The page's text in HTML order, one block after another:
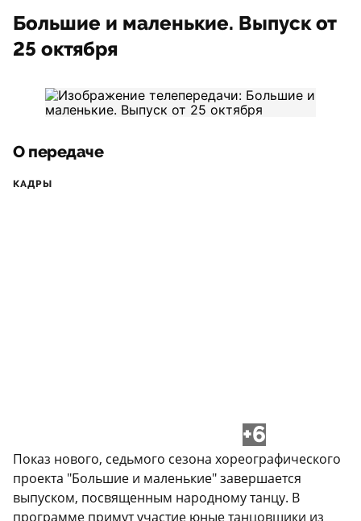
Большие и маленькие. Выпуск от
25 октября
О передаче
КАДРЫ
+6
Показ нового, седьмого сезона хореографического
проекта "Большие и маленькие" завершается
выпуском, посвященным народному танцу. В
программе примут участие юные танцовщики из